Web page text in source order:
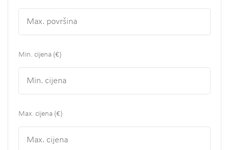
Min. cijena (€)
Max. cijena (€)